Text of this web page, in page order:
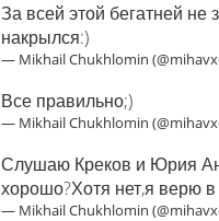
За всей этой бегатней не
накрылся:)
— Mikhail Chukhlomin
Все правильно;)
— Mikhail Chukhlomin
Слушаю Креков и Юрия
хорошо?Хотя нет,я верю
— Mikhail Chukhlomin